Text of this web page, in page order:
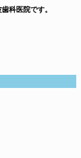
科医院です。